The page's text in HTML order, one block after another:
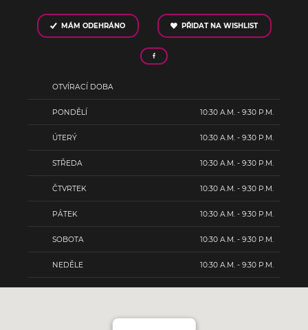
MÁM ODEHRÁNO PŘIDAT NA WISHLIST
OTVÍRACÍ DOBA
PONDĚLÍ 10:30 A.M. - 9:30 P.M.
ÚTERÝ 10:30 A.M. - 9:30 P.M.
STŘEDA 10:30 A.M. - 9:30 P.M.
ČTVRTEK 10:30 A.M. - 9:30 P.M.
PÁTEK 10:30 A.M. - 9:30 P.M.
SOBOTA 10:30 A.M. - 9:30 P.M.
NEDĚLE 10:30 A.M. - 9:30 P.M.